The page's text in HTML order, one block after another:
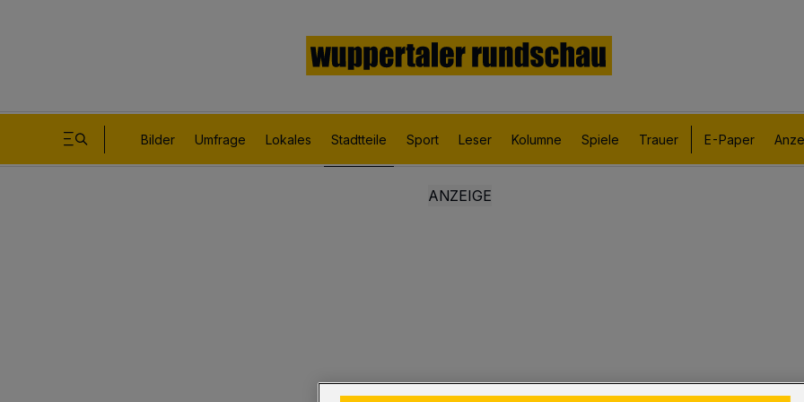
Bilder Umfrage Lokales Stadtteile Sport Leser Kolumne Spiele Trauer E-Paper